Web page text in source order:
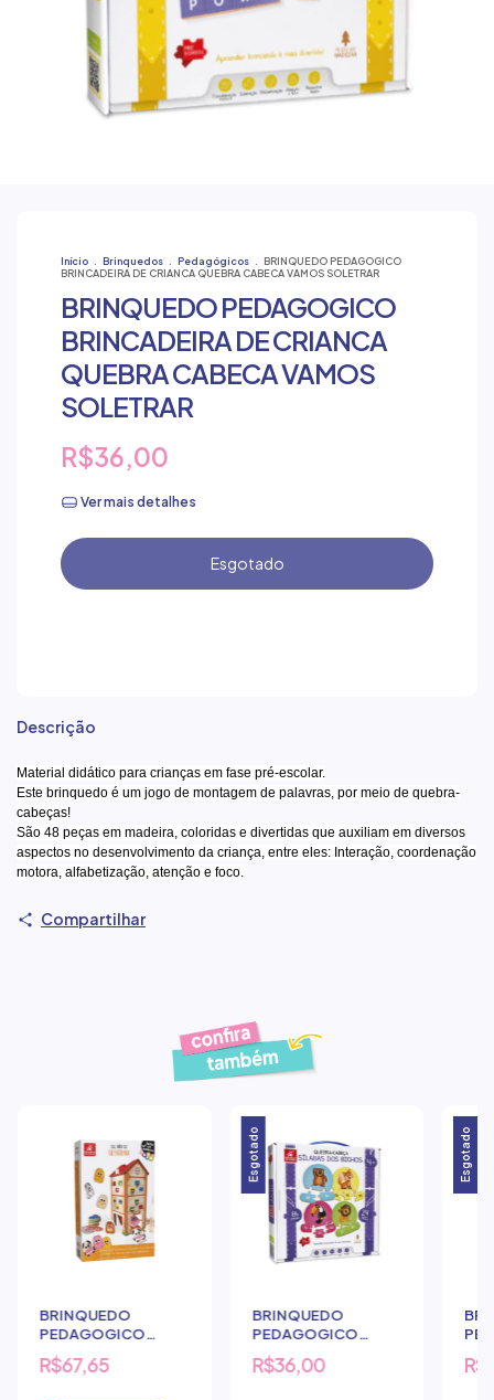
Início Brinquedos Pedagógicos
BRINQUEDO PEDAGOGICO
BRINCADEIRA DE CRIANCA QUEBRA CABECA VAMOS SOLETRAR
BRINQUEDO PEDAGOGICO
BRINCADEIRA DE CRIANCA
QUEBRA CABECA VAMOS
SOLETRAR
R$36,00
Ver mais detalhes
Descrição
Material didático para crianças em fase pré-escolar.
Este brinquedo é um jogo de montagem de palavras, por meio de quebra-
cabeças!
São 48 peças em madeira, coloridas e divertidas que auxiliam em diversos
aspectos no desenvolvimento da criança, entre eles: Interação, coordenação
motora, alfabetização, atenção e foco.
Compartilhar
Produtos similares
BRINQUEDO
PEDAGOGICO
BRINCADEIRA DE
CRIANCA CAI, NAO
R$67,65
Esgotado
BRINQUEDO
PEDAGOGICO
BRINCADEIRA DE
CRIANCA QUEBRA
R$36,00
Esgotado